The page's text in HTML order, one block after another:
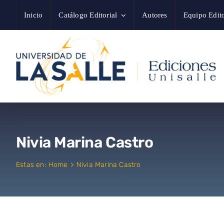
contenido
Inicio Catálogo Editorial Autores Equipo
Nivia Marina Castro
Estas en: Home Nivia Marina Castro